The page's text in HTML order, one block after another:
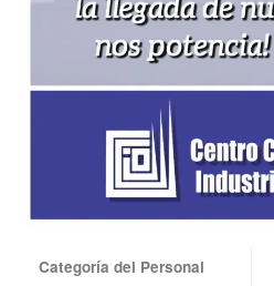
Categoría del Personal